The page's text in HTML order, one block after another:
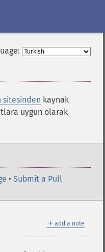
sitesinden kaynak
uygun olarak
• Submit a Pull
＋ add a note